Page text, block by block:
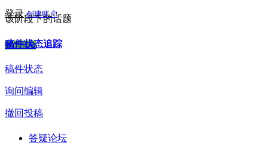
登录 创建账户
微信登录
该阶段下的话题
稿件状态追踪
稿件状态
询问编辑
撤回投稿
答疑论坛